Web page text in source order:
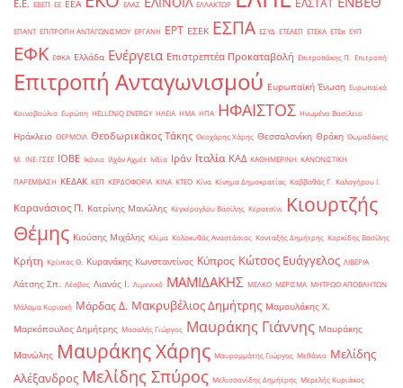
Ε.Ε. ΕΒΕΠ ΕΕ ΕΕΑ ΕΛΑΣ ΕΛΛΑΚΤΩΡ ΕΛΣΤΑΤ
ΕΠΑΝΤ ΕΠΙΤΡΟΠΗ ΑΝΤΑΓΩΝΙΣΜΟΥ ΕΡΓΑΝΗ ΕΡΤ ΕΣΕΚ ΕΣΠΑ ΕΣΥΔ ΕΤΕΑΕΠ ΕΤΕΚΑ ΕΤΕπ ΕΥΠ
ΕΦΚ ΕΦΚΑ Ελλάδα Ενέργεια Επιστρεπτέα Προκαταβολή Επιτροπάκης Π. Επιτροπή
Επιτροπή Ανταγωνισμού Ευρωπαϊκή Ένωση Ευρωπαϊκό
Κοινοβούλιο Ευρώπη ΗELLENiQ ENERGY ΗΛΕΙΑ ΗΜΑ ΗΠΑ ΗΦΑΙΣΤΟΣ Ηνωμένο Βασίλειο
Ηράκλειο ΘΕΡΜΟΙΛ Θεοδωρικάκος Τάκης Θεοχάρης Χάρης Θεσσαλονίκη Θράκη Θωμαδάκης
Μ. ΙΝΕ-ΓΣΕΕ ΙΟΒΕ Ικόνιο Ιλχάν Αχμέτ Ινδία Ιράν Ιταλία ΚΑΔ ΚΑΘΗΜΕΡΙΝΗ ΚΑΝΟΝΙΣΤΙΚΗ
ΠΑΡΕΜΒΑΣΗ ΚΕΔΑΚ ΚΕΠ ΚΕΡΔΟΦΟΡΙΑ ΚΙΝΑ ΚΤΕΟ Κίνα Κίνημα Δημοκρατίας Καββαθάς Γ. Καλογήρου Ι.
Καρανάσιος Π. Κατρίνης Μανώλης Κεγκέρογλου Βασίλης Κερατσίνι
Κιουρτζής
Θέμης Κιούσης Μιχάλης Κλίμα Κολοκυθάς Αναστάσιος Κονταξής Δημήτρης Κορκίδης Βασίλης
Κρήτη Κρίντας Θ. Κυρανάκης Κωνσταντίνος Κύπρος Κώτσος Ευάγγελος ΛΙΒΕΡΙΑ
Λάτσης Σπ. Λέσβος Λιανός Ι. Λιμενικό ΜΑΜΙΔΑΚΗΣ ΜΕΛΚΟ ΜΕΡΙΣΜΑ ΜΗΤΡΩΟ ΑΠΟΒΛΗΤΩΝ
Μάλαμα Κυριακή Μάρδας Δ. Μακρυβέλιος Δημήτρης Μαμουλάκης Χ.
Μαρκόπουλος Δημήτρης Μασαλής Γιώργος Μαυράκης Γιάννης Μαυράκης
Μανώλης Μαυράκης Χάρης Μαυρομμάτης Γιώργος Μεθάνιο Μελίδης
Αλέξανδρος Μελίδης Σπύρος Μελισσανίδης Δημήτρης Μερελής Κυριάκος